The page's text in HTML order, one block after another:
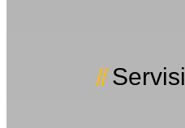
Servisi